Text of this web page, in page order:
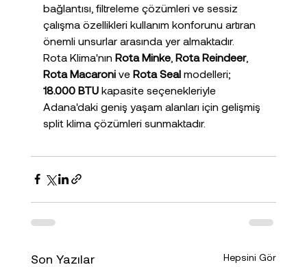
bağlantısı, filtreleme çözümleri ve sessiz
çalışma özellikleri kullanım konforunu artıran
önemli unsurlar arasında yer almaktadır.
Rota Klima'nın Rota Minke, Rota Reindeer,
Rota Macaroni ve Rota Seal modelleri;
18.000 BTU kapasite seçenekleriyle
Adana'daki geniş yaşam alanları için gelişmiş
split klima çözümleri sunmaktadır.
Son Yazılar Hepsini Gör